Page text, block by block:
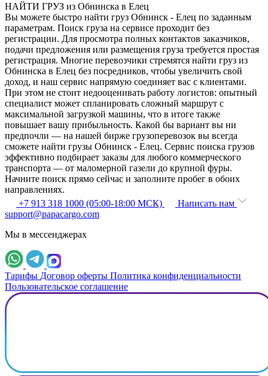
НАЙТИ ГРУЗ из Обнинска в Елец
Вы можете быстро найти груз Обнинск - Елец по заданным
параметрам. Поиск груза на сервисе проходит без
регистрации. Для просмотра полных контактов заказчиков,
подачи предложения или размещения груза требуется простая
регистрация. Многие перевозчики стремятся найти груз из
Обнинска в Елец без посредников, чтобы увеличить свой
доход, и наш сервис напрямую соединяет вас с клиентами.
При этом не стоит недооценивать работу логистов: опытный
специалист может спланировать сложный маршрут с
максимальной загрузкой машины, что в итоге также
повышает вашу прибыльность. Какой бы вариант вы ни
предпочли — на нашей бирже грузоперевозок вы всегда
сможете найти грузы Обнинск - Елец. Сервис поиска грузов
эффективно подбирает заказы для любого коммерческого
транспорта — от маломерной газели до крупной фуры.
Начните поиск прямо сейчас и заполните пробег в обоих
направлениях.
+7 913 318 1000 (05:00-18:00 МСК)
Написать нам
support@papacargo.com
Мы в мессенджерах
Тарифы Договор оферты Политика конфиденциальности
Пользовательское соглашение